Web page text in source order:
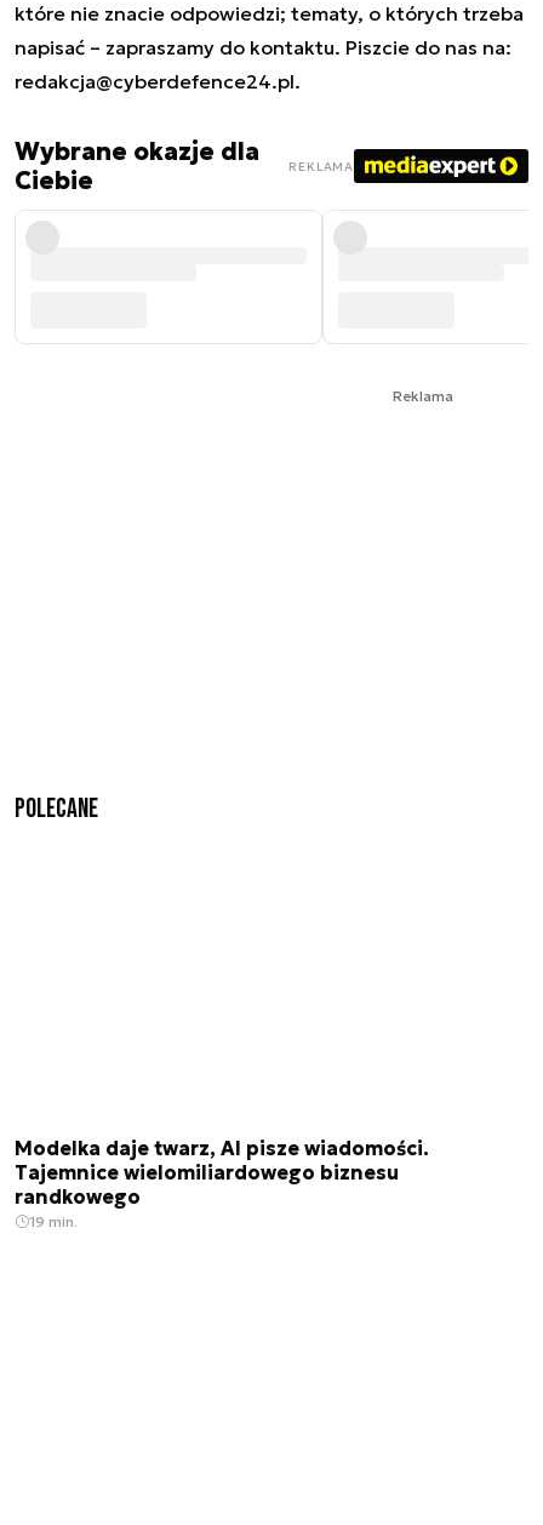
które nie znacie odpowiedzi; tematy, o których trzeba
napisać – zapraszamy do kontaktu. Piszcie do nas na:
redakcja@cyberdefence24.pl.
Wybrane okazje dla
Ciebie
REKLAMA
Reklama
Polecane
Modelka daje twarz, AI pisze wiadomości.
Tajemnice wielomiliardowego biznesu
randkowego
19 min.